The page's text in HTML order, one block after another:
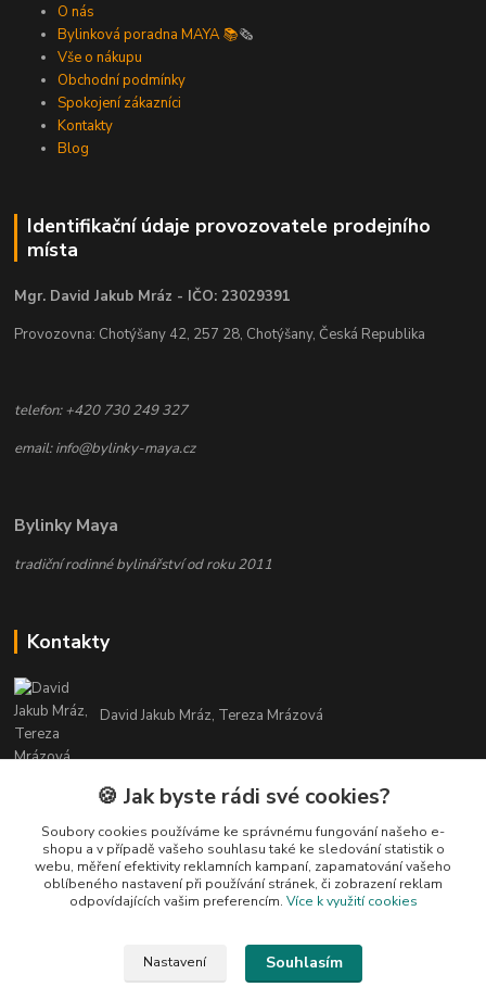
O nás
Bylinková poradna MAYA 📚🗞️
Vše o nákupu
Obchodní podmínky
Spokojení zákazníci
Kontakty
Blog
Identifikační údaje provozovatele prodejního
místa
Mgr. David Jakub Mráz - IČO: 23029391
Provozovna: Chotýšany 42, 257 28, Chotýšany, Česká Republika
telefon: +420 730 249 327
email: info@bylinky-maya.cz
Bylinky Maya
tradiční rodinné bylinářství od roku 2011
Kontakty
David Jakub Mráz, Tereza Mrázová
info@bylinky-maya.cz
🍪 Jak byste rádi své cookies?
Soubory cookies používáme ke správnému fungování našeho e-
shopu a v případě vašeho souhlasu také ke sledování statistik o
webu, měření efektivity reklamních kampaní, zapamatování vašeho
oblíbeného nastavení při používání stránek, či zobrazení reklam
odpovídajících vašim preferencím. Více k využití cookies
Nastavení Souhlasím